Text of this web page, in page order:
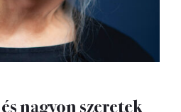
nagyon szeretek